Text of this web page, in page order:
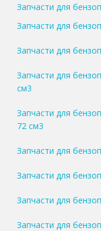
Запчасти для
Запчасти для
Запчасти для
Запчасти для
см3
Запчасти для
72 см3
Запчасти для
Запчасти для
Запчасти для
Запчасти для